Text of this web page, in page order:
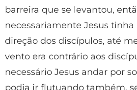
barreira que se levantou,
necessariamente Jesus tinha
direção dos discípulos, até
vento era contrário aos
necessário Jesus andar por
podia ir flutuando também,